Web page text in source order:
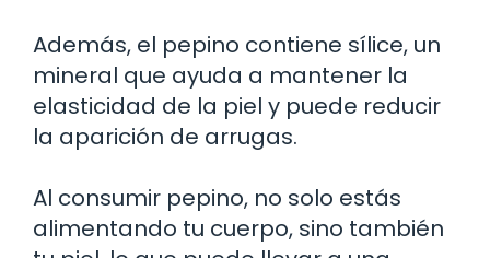
Además, el pepino contiene sílice, un
mineral que ayuda a mantener la
elasticidad de la piel y puede reducir
la aparición de arrugas.
Al consumir pepino, no solo estás
alimentando tu cuerpo, sino también